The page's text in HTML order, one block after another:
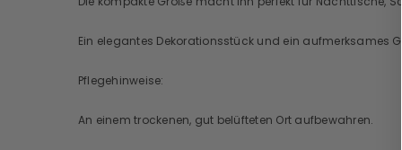
Ein elegantes Dekorationsstück und ein aufmerksames
Pflegehinweise:
An einem trockenen, gut belüfteten Ort aufbewahren.